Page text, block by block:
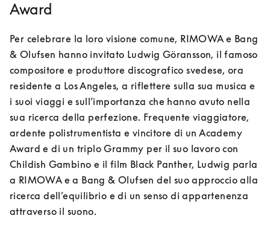
Award
Per celebrare la loro visione comune, RIMOWA e Bang
& Olufsen hanno invitato Ludwig Göransson, il famoso
compositore e produttore discografico svedese, ora
residente a Los Angeles, a riflettere sulla sua musica e
i suoi viaggi e sull’importanza che hanno avuto nella
sua ricerca della perfezione. Frequente viaggiatore,
ardente polistrumentista e vincitore di un Academy
Award e di un triplo Grammy per il suo lavoro con
Childish Gambino e il film Black Panther, Ludwig parla
a RIMOWA e a Bang & Olufsen del suo approccio alla
ricerca dell’equilibrio e di un senso di appartenenza
attraverso il suono.